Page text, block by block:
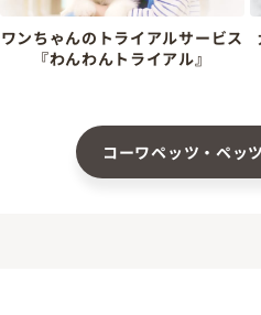
ワンちゃんのトライアルサービス
『わんわんトライアル』
コーワペッツ・ペッ